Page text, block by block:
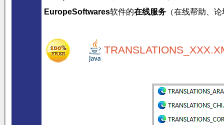
EuropeSoftwares软件的在线服务 （在线帮助、